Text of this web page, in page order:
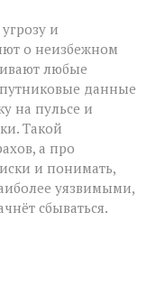
и
о неизбежном
любые
данные
на пульсе и
Такой
а про
и понимать,
уязвимыми,
сбываться.